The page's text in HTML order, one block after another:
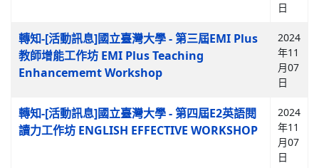
日
轉知-[活動訊息]國立臺灣大學 - 第三屆EMI Plus
教師增能工作坊 EMI Plus Teaching
Enhancememt Workshop
2024
年11
月07
日
轉知-[活動訊息]國立臺灣大學 - 第四屆E2英語閱
讀力工作坊 ENGLISH EFFECTIVE WORKSHOP
2024
年11
月07
日